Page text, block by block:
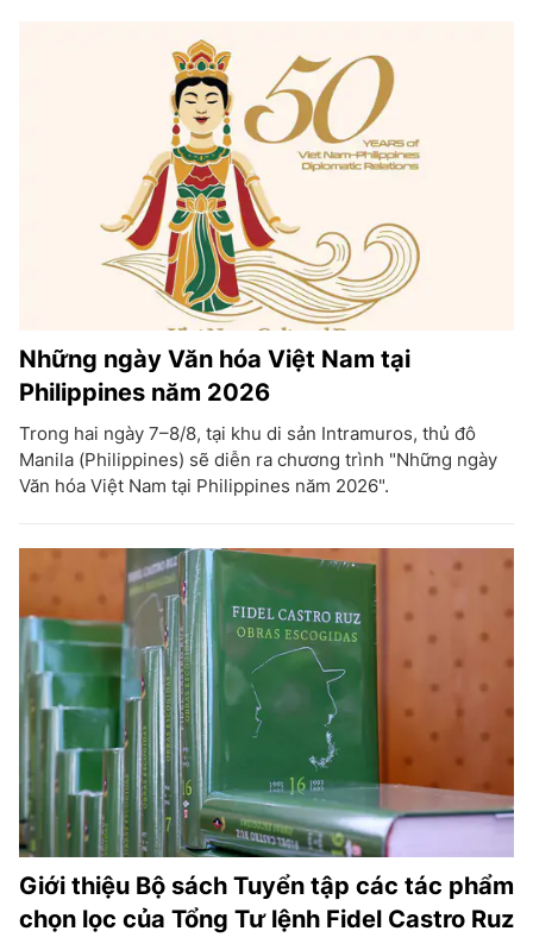
Những ngày Văn hóa Việt Nam tại
Philippines năm 2026
Trong hai ngày 7–8/8, tại khu di sản Intramuros, thủ đô
Manila (Philippines) sẽ diễn ra chương trình "Những ngày
Văn hóa Việt Nam tại Philippines năm 2026".
Giới thiệu Bộ sách Tuyển tập các tác phẩm
chọn lọc của Tổng Tư lệnh Fidel Castro Ruz